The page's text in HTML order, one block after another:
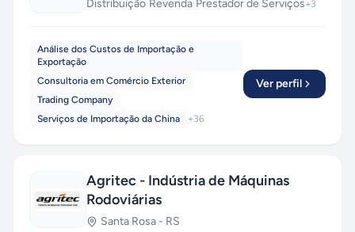
Distribuição·Revenda·Prestador de Serviços+3
Análise dos Custos de Importação e
Exportação
Consultoria em Comércio Exterior
Trading Company
Serviços de Importação da China
+36
Ver perfil
Agritec - Indústria de Máquinas
Rodoviárias
Santa Rosa - RS